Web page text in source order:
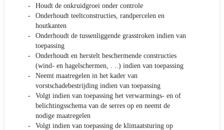
Houdt de onkruidgroei onder controle
Onderhoudt teeltconstructies, randpercelen en
houtkanten
Onderhoudt de tussenliggende grasstroken indien van
toepassing
Onderhoudt en herstelt beschermende constructies
(wind- en hagelschermen, . ..) indien van toepassing
Neemt maatregelen in het kader van
vorstschadebestrijding indien van toepassing
Volgt indien van toepassing het verwarmings- en of
belichtingsschema van de serres op en neemt de
nodige maatregelen
Volgt indien van toepassing de klimaatsturing op